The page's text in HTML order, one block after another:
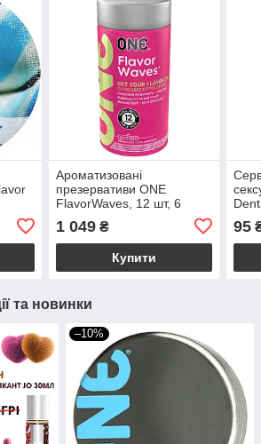
Ароматизовані
презервативи ONE
FlavorWaves, 12 шт, 6
подарункове паковання-
тубус
1 049₴
Купити
95
та новинки
–10%